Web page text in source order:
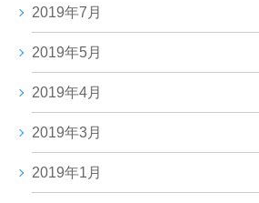
2019年7月
2019年5月
2019年4月
2019年3月
2019年1月